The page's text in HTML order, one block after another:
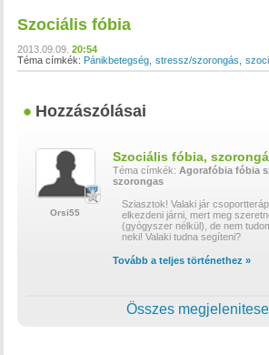
Szociális fóbia
2013.09.09. 20:54
Téma címkék: Pánikbetegség stressz/szorongás
Hozzászólásai
Orsi55
Szociális fóbia,
Téma címkék: Agorafóbia fóbia
szorongas
Sziasztok! Valaki jár
elkezdeni járni, mert meg
(gyógyszer nélkül), de nem
neki! Valaki tudna segíteni?
Tovább a teljes történethez »
Összes